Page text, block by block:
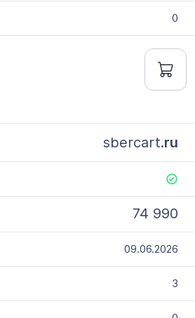
0
sbercart.ru
74 990
09.06.2026
3